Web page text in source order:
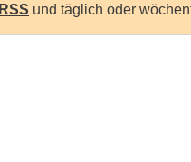
RSS und täglich oder